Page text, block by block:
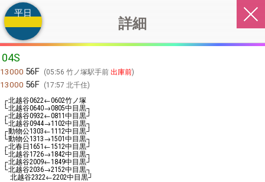
詳細
平日
04S
13000 56F 05:56 竹ノ塚駅手前出庫前
13000 56F
17:57 北千住
┌北越谷0622←0602竹ノ塚
└北越谷0640→0805中目黒┐
┌北越谷0932←0811中目黒┘
└北越谷0944→1102中目黒┐
┌動物公1303←1112中目黒┘
└動物公1313→1501中目黒┐
┌北春日 1651 ←1512中目黒┘
└北越谷1726→1842中目黒┐
┌北越谷2009←1849中目黒┘
└北越谷2036→2152中目黒┐
北越谷2322←2202中目黒┘